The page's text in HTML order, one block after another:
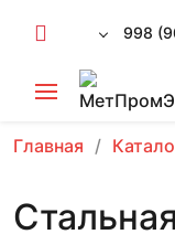
998
Главная